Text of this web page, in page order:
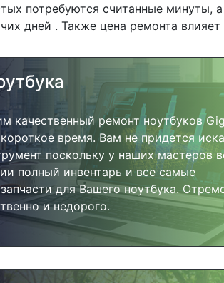
потребуются считанные минуты,
дней . Также цена ремонта
качественный ремонт ноутбуков
время. Вам не придется
поскольку у наших мастеров
полный инвентарь и все самые
для Вашего ноутбука.
и недорого.